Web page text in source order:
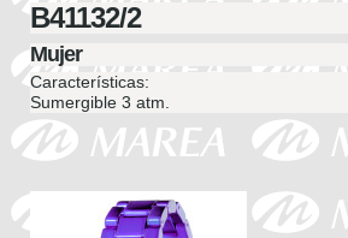
B41132/2
Mujer
Características:
Sumergible 3 atm.